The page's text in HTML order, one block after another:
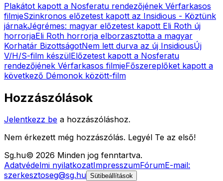
Plakátot kapott a Nosferatu rendezőjének Vérfarkasos
filmjeSzinkronos előzetest kapott az Insidious - Köztünk
járnakJégrémes: magyar előzetest kapott Eli Roth új
horrorjaEli Roth horrorja elborzasztotta a magyar
Korhatár BizottságotNem lett durva az új InsidiousÚj
V/H/S-film készülElőzetest kapott a Nosferatu
rendezőjének Vérfarkasos filmjeFőszereplőket kapott a
következő Démonok között-film
Hozzászólások
Jelentkezz be a hozzászóláshoz.
Nem érkezett még hozzászólás. Legyél Te az első!
Sg.hu© 2026 Minden jog fenntartva.
Adatvédelmi nyilatkozatImpresszumFórumE-mail:
szerkesztoseg@sg.hu Sütibeállítások